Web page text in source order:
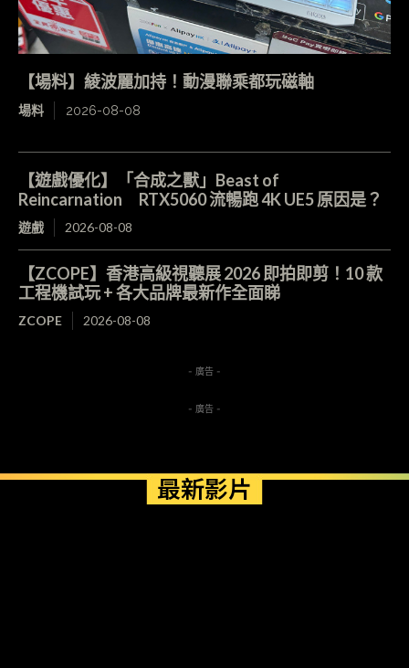
【場料】綾波麗加持！動漫聯乘都玩磁軸
場料 2026-08-08
【遊戲優化】「合成之獸」Beast of
Reincarnation RTX5060 流暢跑 4K UE5 原因是？
遊戲 2026-08-08
【ZCOPE】香港高級視聽展 2026 即拍即剪！10 款
工程機試玩 + 各大品牌最新作全面睇
ZCOPE 2026-08-08
- 廣告 -
- 廣告 -
最新影片